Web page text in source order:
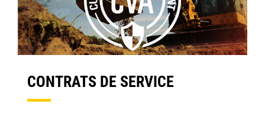
CONTRATS DE SERVICE